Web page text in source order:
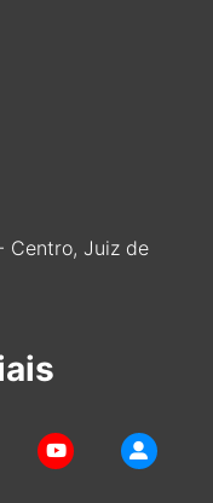
Centro, Juiz de